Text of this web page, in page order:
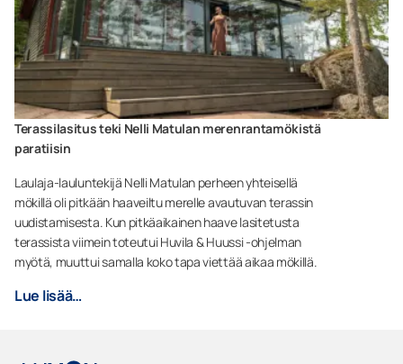
Terassilasitus teki Nelli Matulan merenrantamökistä
paratiisin
Laulaja-lauluntekijä Nelli Matulan perheen yhteisellä
mökillä oli pitkään haaveiltu merelle avautuvan terassin
uudistamisesta. Kun pitkäaikainen haave lasitetusta
terassista viimein toteutui Huvila & Huussi -ohjelman
myötä, muuttui samalla koko tapa viettää aikaa mökillä.
Lue lisää…